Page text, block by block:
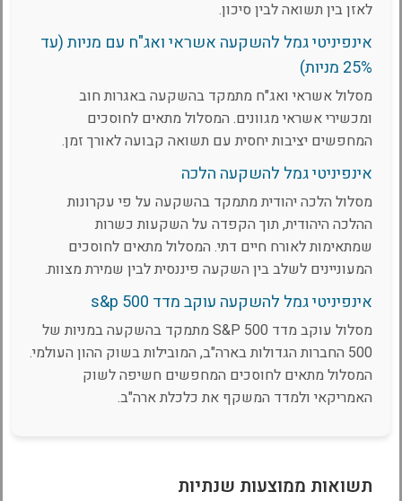
לאזן בין תשואה לבין סיכון.
אינפיניטי גמל להשקעה אשראי ואג"ח עם מניות (עד
25% מניות)
מסלול אשראי ואג"ח מתמקד בהשקעה באגרות חוב
ומכשירי אשראי מגוונים. המסלול מתאים לחוסכים
המחפשים יציבות יחסית עם תשואה קבועה לאורך זמן.
אינפיניטי גמל להשקעה הלכה
מסלול הלכה יהודית מתמקד בהשקעה על פי עקרונות
ההלכה היהודית, תוך הקפדה על השקעות כשרות
שמתאימות לאורח חיים דתי. המסלול מתאים לחוסכים
המעוניינים לשלב בין השקעה פיננסית לבין שמירת מצוות.
אינפיניטי גמל להשקעה עוקב מדד s&p 500
מסלול עוקב מדד S&P 500 מתמקד בהשקעה במניות של
500 החברות הגדולות בארה"ב, המובילות בשוק ההון העולמי.
המסלול מתאים לחוסכים המחפשים חשיפה לשוק
האמריקאי ולמדד המשקף את כלכלת ארה"ב.
תשואות ממוצעות שנתיות